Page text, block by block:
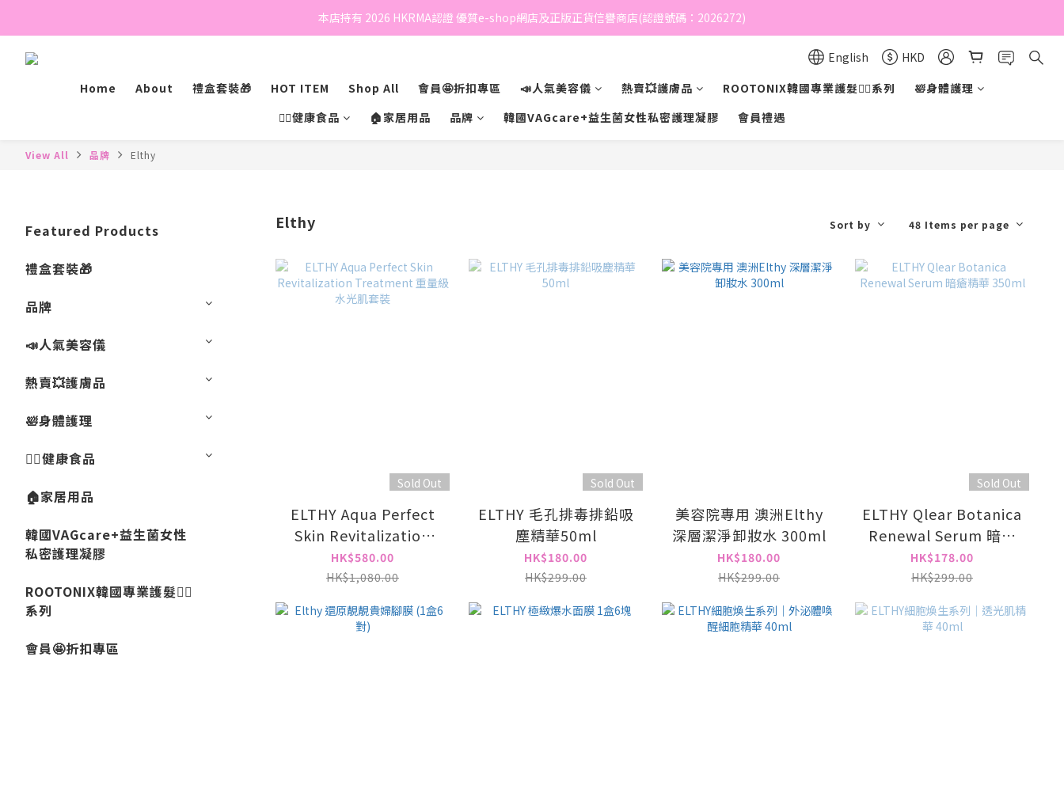
本店持有 2026 HKRMA認證 優質e-shop網店及正版正貨信譽商店(認證號碼：2026272)
English
HKD
Home
About 禮盒套裝🎁 HOT ITEM Shop All 會員🤩折扣專區 📣人氣美容儀 熱賣💥護膚品 ROOTONIX韓國專業護髮💇‍♀️系列
🛀身體護理
💁‍♀️健康食品
🏠家居用品 品牌 韓國VAGcare+益生菌女性私密護理凝膠 會員禮遇
View All 品牌 Elthy
Featured Products
禮盒套裝🎁
品牌
📣人氣美容儀
熱賣💥護膚品
🛀身體護理
💁‍♀️健康食品
🏠家居用品
韓國VAGcare+益生菌女性
私密護理凝膠
ROOTONIX韓國專業護髮💇‍♀️
系列
會員🤩折扣專區
Elthy Sort by 48 Items per page
Sold Out
ELTHY Aqua Perfect
Skin Revitalization
Treatment 重量級水光
肌套裝
HK$580.00
HK$1,080.00
Sold Out
ELTHY 毛孔排毒排鉛吸
塵精華50ml
HK$180.00
HK$299.00
美容院專用 澳洲Elthy
深層潔淨卸妝水 300ml
HK$180.00
HK$299.00
Sold Out
ELTHY Qlear Botanica
Renewal Serum 暗瘡
精華 350ml
HK$178.00
HK$299.00